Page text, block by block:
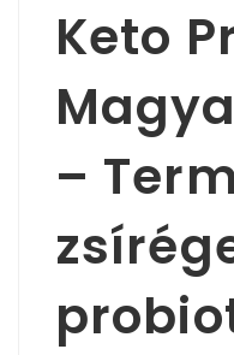
Keto
–